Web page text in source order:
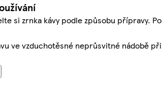
si zrnka kávy podle způsobu přípravy.
ve vzduchotěsné neprůsvitné nádobě